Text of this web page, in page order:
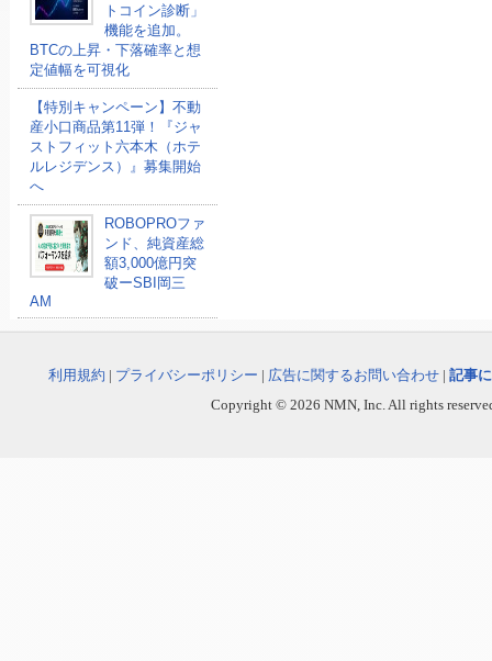
トコイン診断」
機能を追加。
BTCの上昇・下落確率と想
定値幅を可視化
【特別キャンペーン】不動
産小口商品第11弾！『ジャ
ストフィット六本木（ホテ
ルレジデンス）』募集開始
へ
ROBOPROファ
ンド、純資産総
額3,000億円突
破ーSBI岡三
AM
利用規約 | プライバシーポリシー | 広告に関するお問い合わせ | 記事
Copyright © 2026 NMN, Inc. All rights